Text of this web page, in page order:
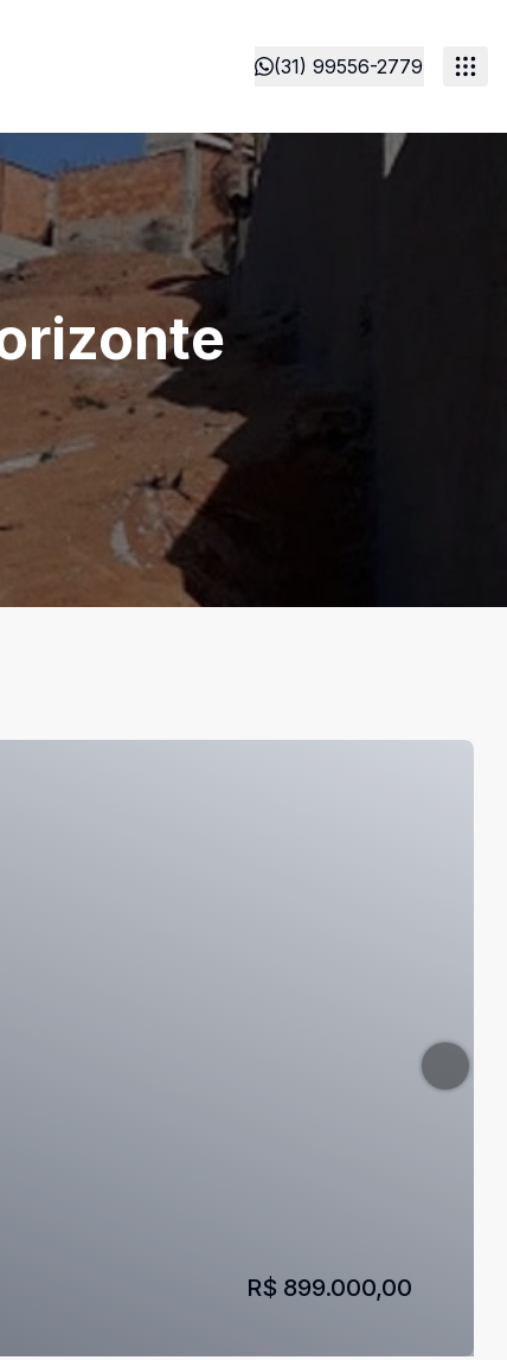
(31) 99556-2779
R$ 899.000,00